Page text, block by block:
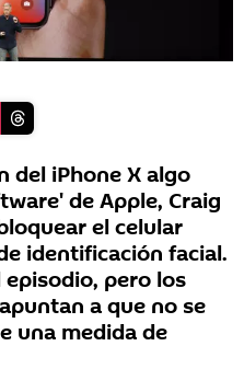
del iPhone X algo
de Apple, Craig
el celular
identificación facial.
pero los
a que no se
una medida de